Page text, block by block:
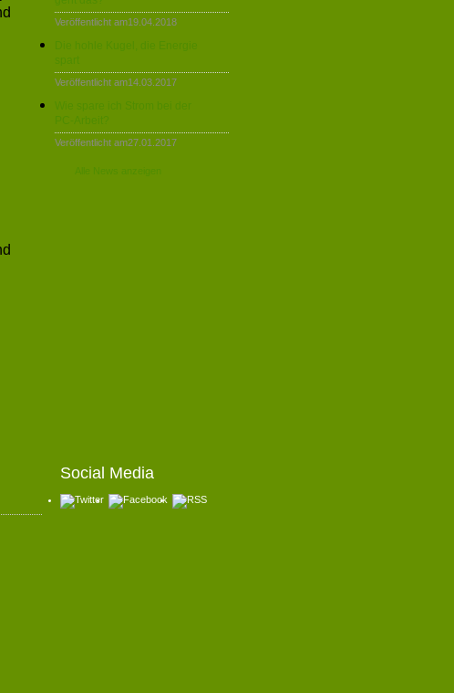
Veröffentlicht am19.04.2018
spart
Veröffentlicht am14.03.2017
Wie spare ich Strom bei der
PC-Arbeit?
Veröffentlicht am27.01.2017
Social Media